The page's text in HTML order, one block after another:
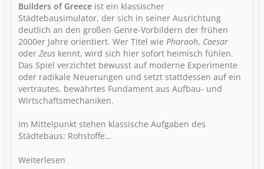
Builders of Greece ist ein klassischer
Städtebausimulator, der sich in seiner Ausrichtung
deutlich an den großen Genre-Vorbildern der frühen
2000er Jahre orientiert. Wer Titel wie Pharaoh, Caesar
oder Zeus kennt, wird sich hier sofort heimisch fühlen.
Das Spiel verzichtet bewusst auf moderne Experimente
oder radikale Neuerungen und setzt stattdessen auf ein
vertrautes, bewährtes Fundament aus Aufbau- und
Wirtschaftsmechaniken.
Im Mittelpunkt stehen klassische Aufgaben des
Städtebaus: Rohstoffe…
Weiterlesen